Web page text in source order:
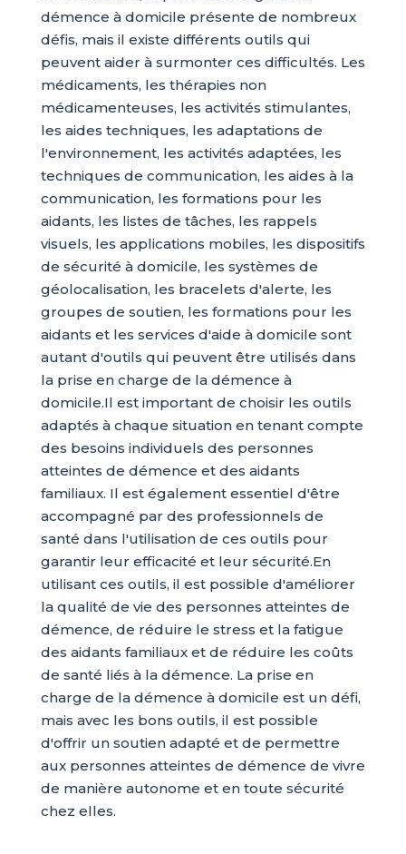
démence à domicile présente de nombreux
défis, mais il existe différents outils qui
peuvent aider à surmonter ces difficultés. Les
médicaments, les thérapies non
médicamenteuses, les activités stimulantes,
les aides techniques, les adaptations de
l'environnement, les activités adaptées, les
techniques de communication, les aides à la
communication, les formations pour les
aidants, les listes de tâches, les rappels
visuels, les applications mobiles, les dispositifs
de sécurité à domicile, les systèmes de
géolocalisation, les bracelets d'alerte, les
groupes de soutien, les formations pour les
aidants et les services d'aide à domicile sont
autant d'outils qui peuvent être utilisés dans
la prise en charge de la démence à
domicile.Il est important de choisir les outils
adaptés à chaque situation en tenant compte
des besoins individuels des personnes
atteintes de démence et des aidants
familiaux. Il est également essentiel d'être
accompagné par des professionnels de
santé dans l'utilisation de ces outils pour
garantir leur efficacité et leur sécurité.En
utilisant ces outils, il est possible d'améliorer
la qualité de vie des personnes atteintes de
démence, de réduire le stress et la fatigue
des aidants familiaux et de réduire les coûts
de santé liés à la démence. La prise en
charge de la démence à domicile est un défi,
mais avec les bons outils, il est possible
d'offrir un soutien adapté et de permettre
aux personnes atteintes de démence de vivre
de manière autonome et en toute sécurité
chez elles.